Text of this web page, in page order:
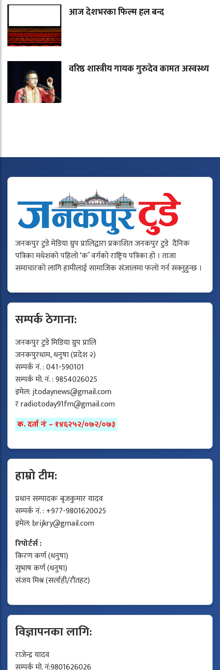
आज देशभरका फिल्म हल बन्द
वरिष्ठ शास्त्रीय गायक गुरुदेव कामत अस्वस्थ्य
जनकपुर टुडे मेडिया ग्रुप प्रालिद्वारा प्रकाशित जनकपुर टुडे दैनिक
पत्रिका मधेशको पहिलो ‘क’ वर्गको राष्ट्रिय पत्रिका हो । ताजा
समाचारको लागि हामीलाई सामाजिक संजालमा फलो गर्न सक्नुहुन्छ ।
सम्पर्क ठेगाना:
जनकपुर टुडे मिडिया ग्रुप प्रालि
जनकपुरधाम, धनुषा (प्रदेश २)
सम्पर्क नं. : 041-590101
सम्पर्क मो. नं. : 9854026025
इमेल:jtodaynews@gmail.com
रradiotoday91fm@gmail.com
क. दर्ता नंः – १४६२५२/०७२/०७३
हाम्रो टीम:
प्रधान सम्पादकः बृजकुमार यादव
सम्पर्क नं. : +977-9801620025
इमेल:brijkry@gmail.com
रिपोर्टर्स :
किरण कर्ण (धनुषा)
सुभाष कर्ण (धनुषा)
संजय मिश्र (सर्लाही/रौतहट)
विज्ञापनका लागि:
राजेन्द्र यादव
सम्पर्क मो. नं:9801626026